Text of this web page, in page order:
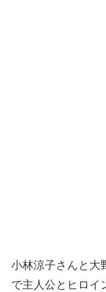
小林涼子さんと大
で主人公とヒロイ